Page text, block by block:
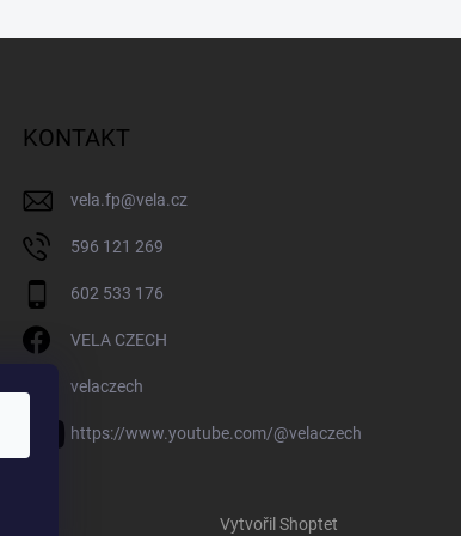
KONTAKT
vela.fp@vela.cz
596 121 269
602 533 176
VELA CZECH
velaczech
https://www.youtube.com/@velaczech
Vytvořil Shoptet